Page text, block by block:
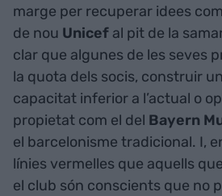
marge per recuperar idees
de nou Unicef al pit de la
clar que algunes de les seves
la quota dels socis, construir
capacitat inferior a l’actual o
propietat com el del Bayern
el barcelonisme tradicional. I,
línies vermelles que aquells
el club són conscients que no